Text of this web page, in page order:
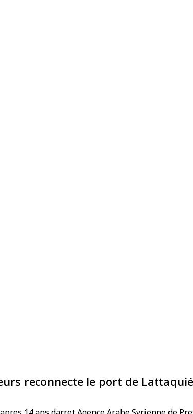
reconnecte le port de